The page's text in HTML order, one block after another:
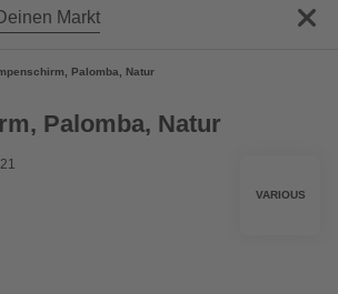
Markt
Palomba, Natur
Palomba, Natur
VARIOUS